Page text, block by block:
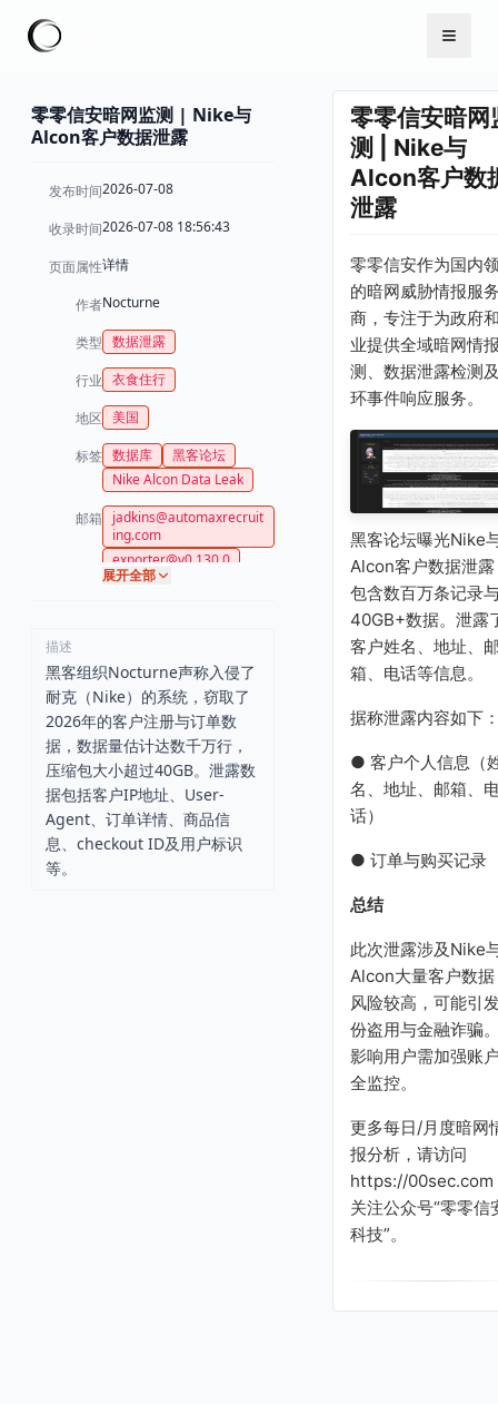
零零信安暗网监测 | Nike与
Alcon客户数据泄露
发布时间2026-07-08
收录时间2026-07-08 18:56:43
页面属性详情
作者Nocturne
类型 数据泄露
行业 衣食住行
地区 美国
标签 数据库
黑客论坛
Nike Alcon Data Leak
邮箱
jadkins@automaxrecruit
ing.com
exporter@v0.130.0
展开全部
描述
黑客组织Nocturne声称入侵了
耐克（Nike）的系统，窃取了
2026年的客户注册与订单数
据，数据量估计达数千万行，
压缩包大小超过40GB。泄露数
据包括客户IP地址、User-
Agent、订单详情、商品信
息、checkout ID及用户标识
等。
零零信安暗网
测 | Nike与
Alcon客户数
泄露
零零信安作为国内
的暗网威胁情报服
商，专注于为政府
业提供全域暗网情
测、数据泄露检测
环事件响应服务。
黑客论坛曝光Nike
Alcon客户数据泄露
包含数百万条记录
40GB+数据。泄露
客户姓名、地址、
箱、电话等信息。
据称泄露内容如下
● 客户个人信息（
名、地址、邮箱、
话）
● 订单与购买记录
总结
此次泄露涉及Nike
Alcon大量客户数据
风险较高，可能引
份盗用与金融诈骗
影响用户需加强账
全监控。
更多每日/月度暗网
报分析，请访问
https://00sec.com
关注公众号“零零信
科技”。